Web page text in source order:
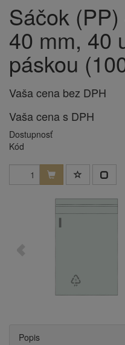
Sáčok
40 mm, 40
páskou
Vaša cena bez DPH
Vaša cena s DPH
Dostupnosť
Kód
Popis